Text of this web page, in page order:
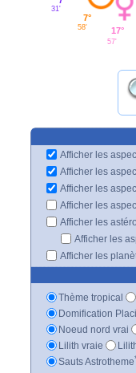
31'
7°
58' 17°
57'
Afficher les
Afficher les
Afficher les
Afficher les
Afficher les
Afficher les
Afficher les
Thème tropical
Domification
Noeud nord vrai
Lilith vraie
Sauts Astrotheme